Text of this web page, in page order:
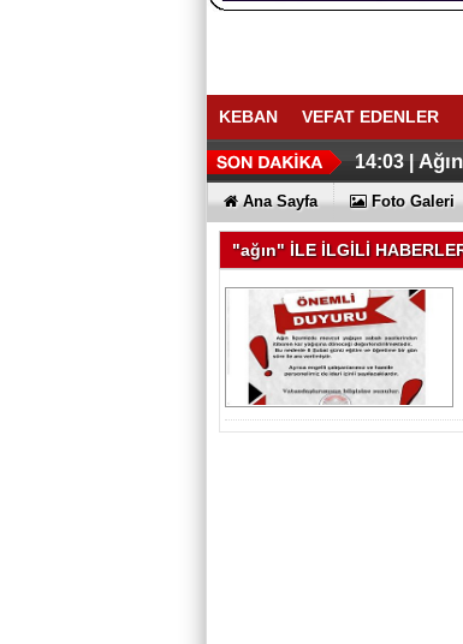
KEBAN VEFAT EDENLER
14:03 |
Ana Sayfa Foto Galeri
"ağın" İLE İLGİLİ